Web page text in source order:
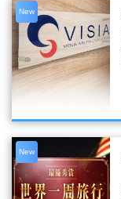
New
New